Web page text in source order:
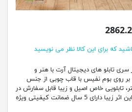
که برای این کالا نظر می نویسید
دیجیتال آرت 2862.2 از سری تابلو های دیجیتال آرت با هنر و
روی بوم نفیس با قاب چوبی از جنس
5 سانتی متر، تابلویی خاص اصیل و زیبا قابل سفارش در
7 سایز به صورت مستطیل، این اثر زیبا دارای 5 سال ضمانت کیفیتی ویژه